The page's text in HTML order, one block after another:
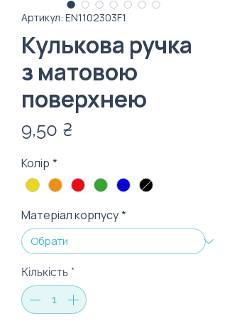
Артикул: EN1102303F1
Кулькова ручка
з матовою
поверхнею
9,50 ₴
Колір *
Матеріал корпусу*
Кількість *